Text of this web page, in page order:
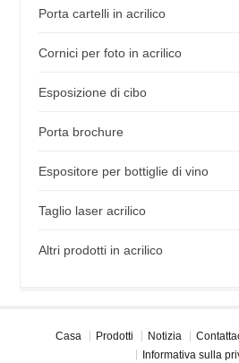
Porta cartelli in acrilico
Cornici per foto in acrilico
Esposizione di cibo
Porta brochure
Espositore per bottiglie di vino
Taglio laser acrilico
Altri prodotti in acrilico
Casa Prodotti Notizia
Informativa sulla